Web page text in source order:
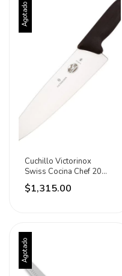
Agotado
Cuchillo Victorinox
Swiss Cocina Chef 20
Cm Hoja Extra Ancha
Negro
$1,315.00
Agotado